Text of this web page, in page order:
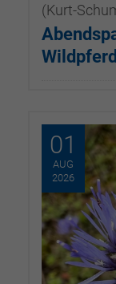
(Kurt-
01
AUG
2026